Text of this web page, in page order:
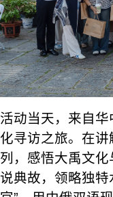
活动当天，来自华
化寻访之旅。在
列，感悟大禹文
说典故，领略独